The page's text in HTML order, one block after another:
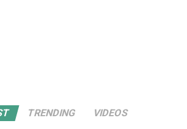
TRENDING VIDEOS